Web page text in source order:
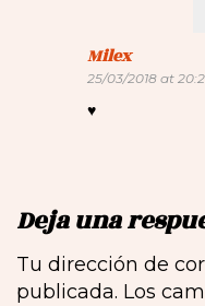
Milex
25/03/2018 at
♥
Deja una
Tu dirección de
publicada. Los